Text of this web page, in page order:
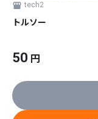
tech2
トルソー
50 円